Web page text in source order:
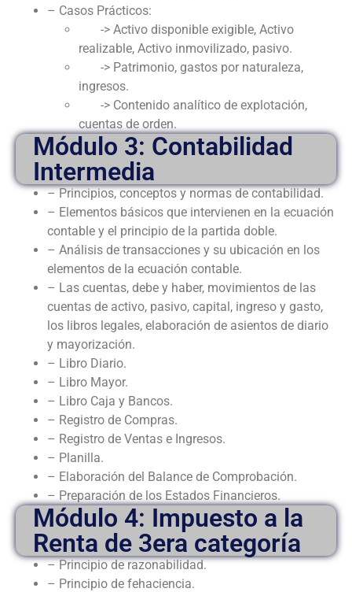
– Casos Prácticos:
-> Activo disponible exigible, Activo
realizable, Activo inmovilizado, pasivo.
-> Patrimonio, gastos por naturaleza,
ingresos.
-> Contenido analítico de explotación,
cuentas de orden.
Módulo 3: Contabilidad
Intermedia
– Principios, conceptos y normas de contabilidad.
– Elementos básicos que intervienen en la ecuación
contable y el principio de la partida doble.
– Análisis de transacciones y su ubicación en los
elementos de la ecuación contable.
– Las cuentas, debe y haber, movimientos de las
cuentas de activo, pasivo, capital, ingreso y gasto,
los libros legales, elaboración de asientos de diario
y mayorización.
– Libro Diario.
– Libro Mayor.
– Libro Caja y Bancos.
– Registro de Compras.
– Registro de Ventas e Ingresos.
– Planilla.
– Elaboración del Balance de Comprobación.
– Preparación de los Estados Financieros.
Módulo 4: Impuesto a la
Renta de 3era categoría
– Principio de razonabilidad.
– Principio de fehaciencia.